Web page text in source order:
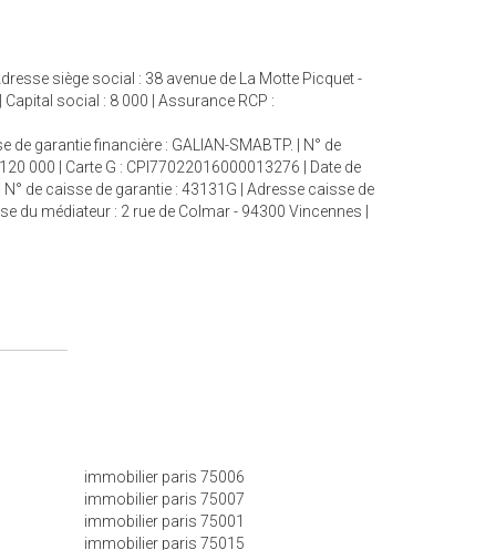
siège social : 38 avenue de La Motte Picquet -
social : 8 000 | Assurance RCP :
garantie financière : GALIAN-SMABTP. | N° de
000 | Carte G : CPI77022016000013276 | Date de
de caisse de garantie : 43131G | Adresse caisse de
du médiateur : 2 rue de Colmar - 94300 Vincennes |
immobilier paris 75006
immobilier paris 75007
immobilier paris 75001
immobilier paris 75015